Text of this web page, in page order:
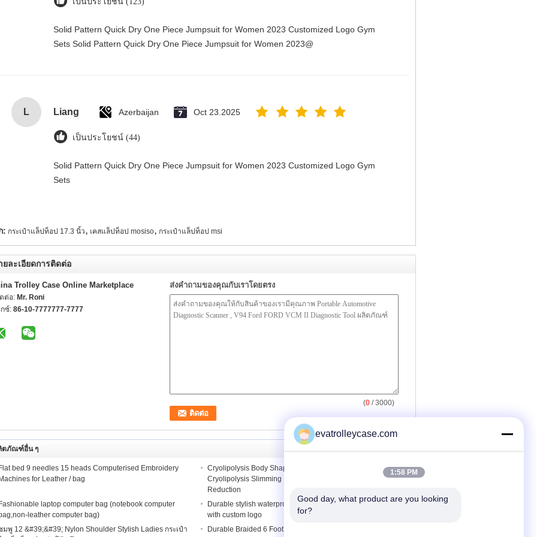
Solid Pattern Quick Dry One Piece Jumpsuit for Women 2023 Customized Logo Gym
Sets Solid Pattern Quick Dry One Piece Jumpsuit for Women 2023@
L Liang Azerbaijan Oct 23.2025
เป็นประโยชน์ (44)
Solid Pattern Quick Dry One Piece Jumpsuit for Women 2023 Customized Logo Gym
Sets
: กระเป๋าแล็ปท็อป 17.3 นิ้ว, เคสแล็ปท็อป mosiso, กระเป๋าแล็ปท็อป msi
ยละเอียดการติดต่อ
Trolley Case Online Marketplace
ต่อ: Mr. Roni
ซ์: 86-10-7777777-7777
ส่งคำถามของคุณกับเราโดยตรง
(0 / 3000)
ตภัณฑ์อื่น ๆ
Flat bed 9 needles 15 heads Computerised Embroidery
Machines for Leather / bag
Cryolipolysis Body Shaping Beauty Equipment /
Cryolipolysis Slimming Machine For Non-Invasive Fat
Reduction
Fashionable laptop computer bag (notebook computer
leather computer bag)
Durable stylish waterproof travel backpack computer bags
with custom logo
มพู 12 &#39;&#39; Nylon Shoulder Stylish Ladies กระเป๋า
Durable Braided 6 Foot Micro Cell Phone USB Cable
evatrolleycase.com
1:58 PM
Good day, what product are you looking
for?